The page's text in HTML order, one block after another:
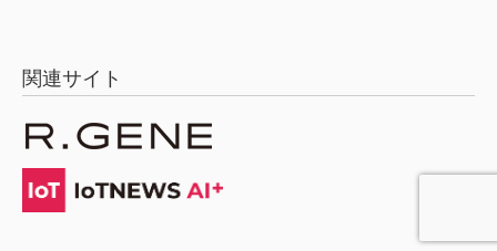
関連サイト